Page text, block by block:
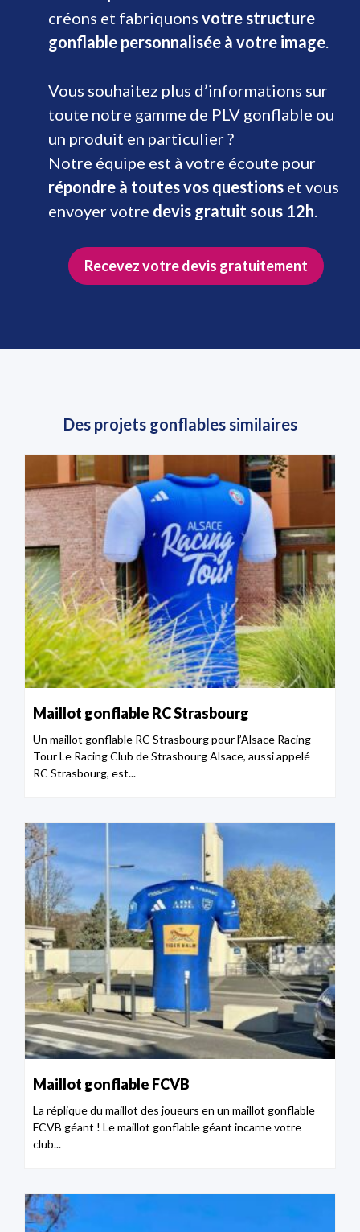
créons et fabriquons votre structure
gonflable personnalisée à votre image.
Vous souhaitez plus d’informations sur
toute notre gamme de PLV gonflable ou
un produit en particulier ?
Notre équipe est à votre écoute pour
répondre à toutes vos questions et vous
envoyer votre devis gratuit sous 12h.
Recevez votre devis gratuitement
Des projets gonflables similaires
Maillot gonflable RC Strasbourg
Un maillot gonflable RC Strasbourg pour l’Alsace Racing
Tour Le Racing Club de Strasbourg Alsace, aussi appelé
RC Strasbourg, est...
Maillot gonflable FCVB
La réplique du maillot des joueurs en un maillot gonflable
FCVB géant ! Le maillot gonflable géant incarne votre
club...